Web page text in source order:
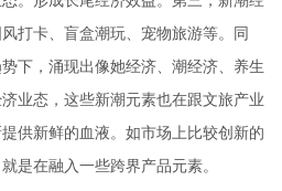
打卡、盲盒潮玩、宠物旅游等。同
下，涌现出像她经济、潮经济、养生
业态，这些新潮元素也在跟文旅产业
供新鲜的血液。如市场上比较创新的
是在融入一些跨界产品元素。